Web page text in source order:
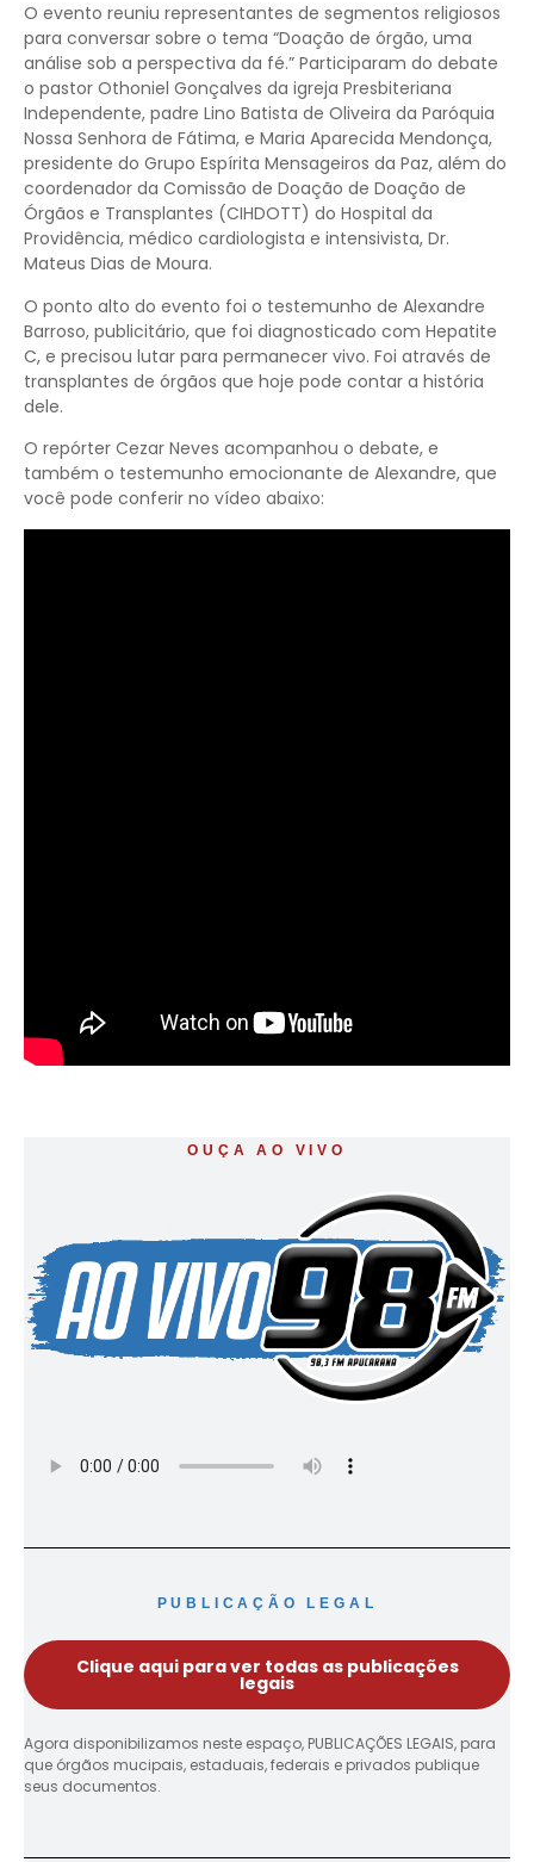
O evento reuniu representantes de segmentos religiosos
para conversar sobre o tema “Doação de órgão, uma
análise sob a perspectiva da fé.” Participaram do debate
o pastor Othoniel Gonçalves da igreja Presbiteriana
Independente, padre Lino Batista de Oliveira da Paróquia
Nossa Senhora de Fátima, e Maria Aparecida Mendonça,
presidente do Grupo Espírita Mensageiros da Paz, além do
coordenador da Comissão de Doação de Doação de
Órgãos e Transplantes (CIHDOTT) do Hospital da
Providência, médico cardiologista e intensivista, Dr.
Mateus Dias de Moura.
O ponto alto do evento foi o testemunho de Alexandre
Barroso, publicitário, que foi diagnosticado com Hepatite
C, e precisou lutar para permanecer vivo. Foi através de
transplantes de órgãos que hoje pode contar a história
dele.
O repórter Cezar Neves acompanhou o debate, e
também o testemunho emocionante de Alexandre, que
você pode conferir no vídeo abaixo:
OUÇA AO VIVO
PUBLICAÇÃO LEGAL
Clique aqui para ver todas as publicações
legais
Agora disponibilizamos neste espaço, PUBLICAÇÕES LEGAIS, para
que órgãos mucipais, estaduais, federais e privados publique
seus documentos.